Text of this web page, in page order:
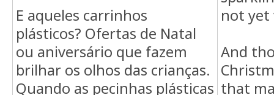
E aqueles carrinhos
plásticos? Ofertas de Natal
ou aniversário que fazem
brilhar os olhos das crianças.
Quando as pecinhas plásticas
not yet
And
that